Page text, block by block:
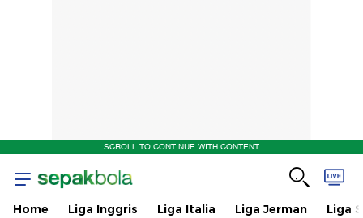
SCROLL TO CONTINUE WITH CONTENT
Home Liga Inggris Liga Italia Liga Jerman Liga